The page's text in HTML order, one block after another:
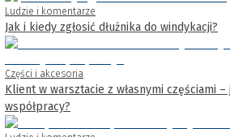
Ludzie i komentarze
Jak i kiedy zgłosić dłużnika do windykacji?
Części i akcesoria
Klient w warsztacie z własnymi częściami
współpracy?